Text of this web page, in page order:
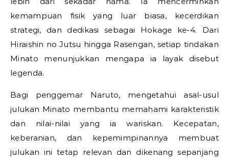
kemampuan fisik yang luar biasa, kecerdikan
strategi, dan dedikasi sebagai Hokage ke-4. Dari
Hiraishin no Jutsu hingga Rasengan, setiap tindakan
Minato menunjukkan mengapa ia layak disebut
legenda.
Bagi penggemar Naruto, mengetahui asal-usul
julukan Minato membantu memahami karakteristik
dan nilai-nilai yang ia wariskan. Kecepatan,
keberanian, dan kepemimpinannya membuat
julukan ini tetap relevan dan dikenang sepanjang